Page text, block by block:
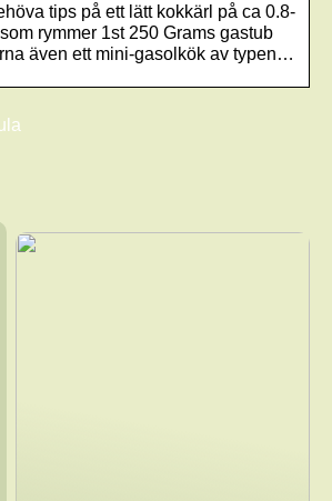
tips på ett lätt kokkärl på ca 0.8-
rymmer 1st 250 Grams gastub
även ett mini-gasolkök av typen…